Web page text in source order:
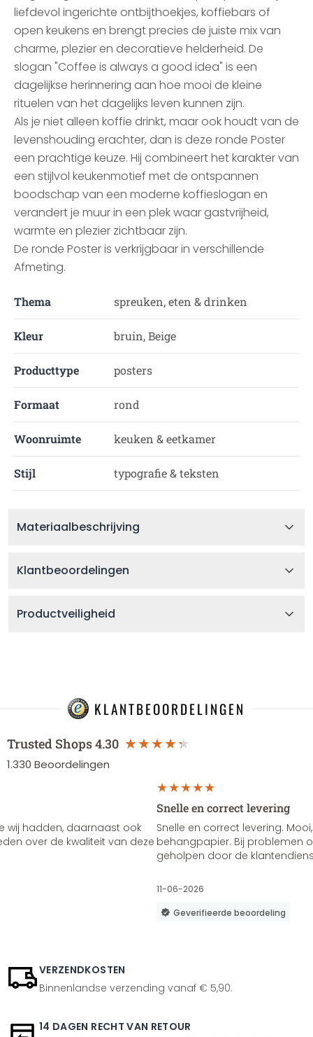
liefdevol ingerichte ontbijthoekjes, koffiebars of
open keukens en brengt precies de juiste mix van
charme, plezier en decoratieve helderheid. De
slogan "Coffee is always a good idea" is een
dagelijkse herinnering aan hoe mooi de kleine
rituelen van het dagelijks leven kunnen zijn.
Als je niet alleen koffie drinkt, maar ook houdt van de
levenshouding erachter, dan is deze ronde Poster
een prachtige keuze. Hij combineert het karakter van
een stijlvol keukenmotief met de ontspannen
boodschap van een moderne koffieslogan en
verandert je muur in een plek waar gastvrijheid,
warmte en plezier zichtbaar zijn.
De ronde Poster is verkrijgbaar in verschillende
Afmeting.
Thema spreuken, eten & drinken
Kleur bruin, Beige
Producttype posters
Formaat rond
Woonruimte keuken & eetkamer
Stijl typografie & teksten
Materiaalbeschrijving
Klantbeoordelingen
Productveiligheid
KLANTBEOORDELINGEN
Trusted Shops4.30
1.330 Beoordelingen
wij hadden, daarnaast ook
over de kwaliteit van deze
Snelle en correct levering
Snelle en correct levering.
behangpapier. Bij problemen
geholpen door de
11-06-2026
Geverifieerde beoordeling
VERZENDKOSTEN
Binnenlandse verzending vanaf € 5,90.
14 DAGEN RECHT VAN RETOUR